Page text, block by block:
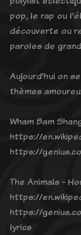
pop, le rap ou
découverte ou
paroles de
Aujourd'hui on
thèmes
Wham Bam
https://
https://
The Animals -
https://
https://
lyrics